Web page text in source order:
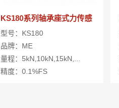
KS180系列轴承座式力传感
器
型号：KS180
品牌：ME
量程：5kN,10kN,15kN,...
精度：0.1%FS